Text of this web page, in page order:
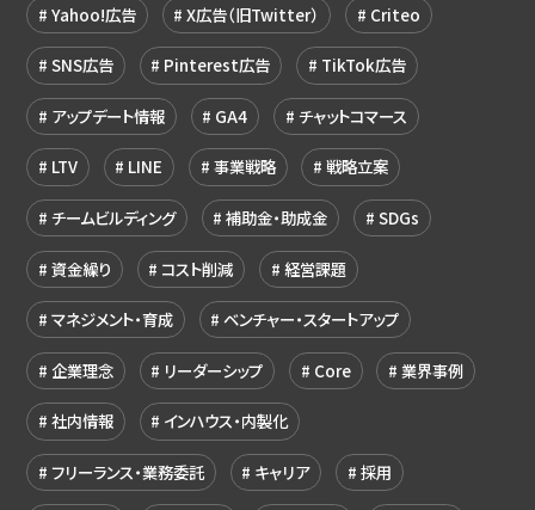
Yahoo!広告 X広告（旧Twitter） Criteo
SNS広告 Pinterest広告 TikTok広告
アップデート情報 GA4 チャットコマース
LTV LINE 事業戦略 戦略立案
チームビルディング 補助金・助成金 SDGs
資金繰り コスト削減 経営課題
マネジメント・育成 ベンチャー・スタートアップ
企業理念 リーダーシップ Core 業界事例
社内情報 インハウス・内製化
フリーランス・業務委託 キャリア 採用